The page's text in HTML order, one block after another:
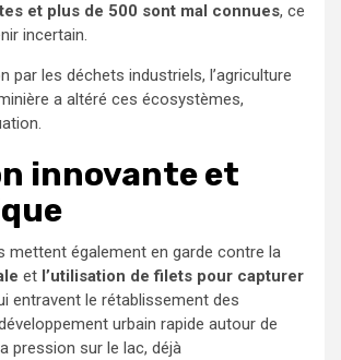
et plus de 500 sont mal connues, ce
incertain.
par les déchets industriels, l’agriculture
a altéré ces écosystèmes,
innovante et
mettent également en garde contre la
et l’utilisation de filets pour capturer
entravent le rétablissement des
urbain rapide autour de
pression sur le lac, déjà